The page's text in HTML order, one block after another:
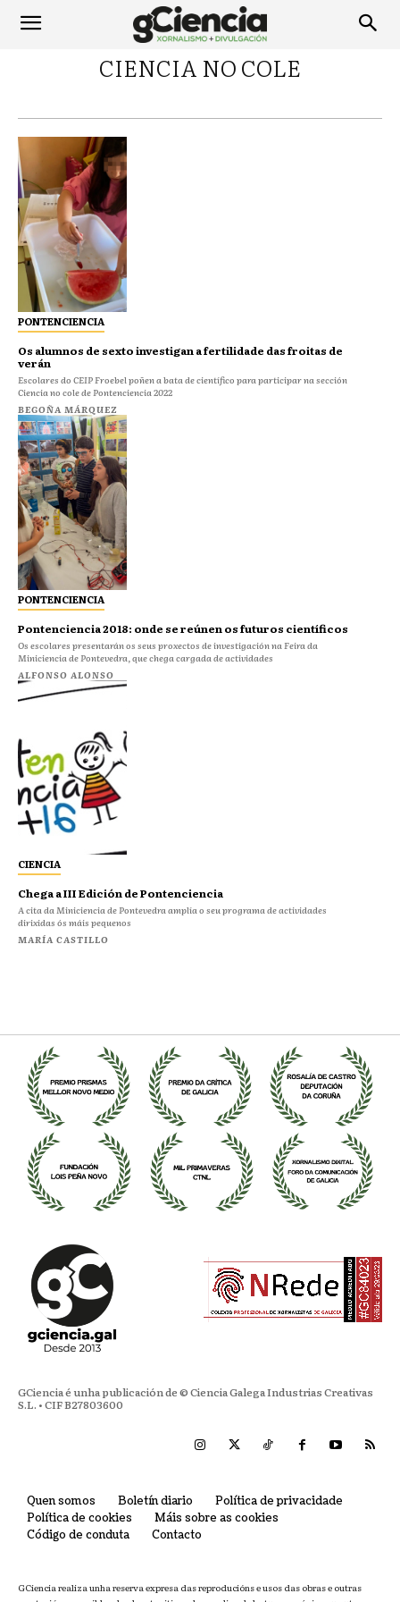
CIENCIA NO COLE
PONTENCIENCIA
Os alumnos de sexto investigan a fertilidade das froitas de
verán
Escolares do CEIP Froebel poñen a bata de científico para participar na sección
Ciencia no cole de Pontenciencia 2022
BEGOÑA MÁRQUEZ
PONTENCIENCIA
Pontenciencia 2018: onde se reúnen os futuros científicos
Os escolares presentarán os seus proxectos de investigación na Feira da
Miniciencia de Pontevedra, que chega cargada de actividades
ALFONSO ALONSO
CIENCIA
Chega a III Edición de Pontenciencia
A cita da Miniciencia de Pontevedra amplía o seu programa de actividades
dirixidas ós máis pequenos
MARÍA CASTILLO
GCiencia é unha publicación de © Ciencia Galega Industrias Creativas
S.L. • CIF B27803600
Quen somos Boletín diario
Política de privacidade
Política de cookies
Máis sobre as cookies
Código de conduta
Contacto
GCiencia realiza unha reserva expresa das reproducións e usos das obras e outras